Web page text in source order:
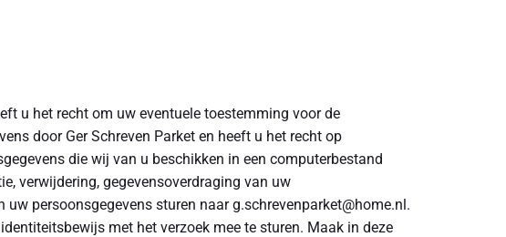
u het recht om uw eventuele toestemming voor de
door Ger Schreven Parket en heeft u het recht op
die wij van u beschikken in een computerbestand
verwijdering, gegevensoverdraging van uw
persoonsgegevens sturen naar g.schrevenparket@home.nl.
met het verzoek mee te sturen. Maak in deze